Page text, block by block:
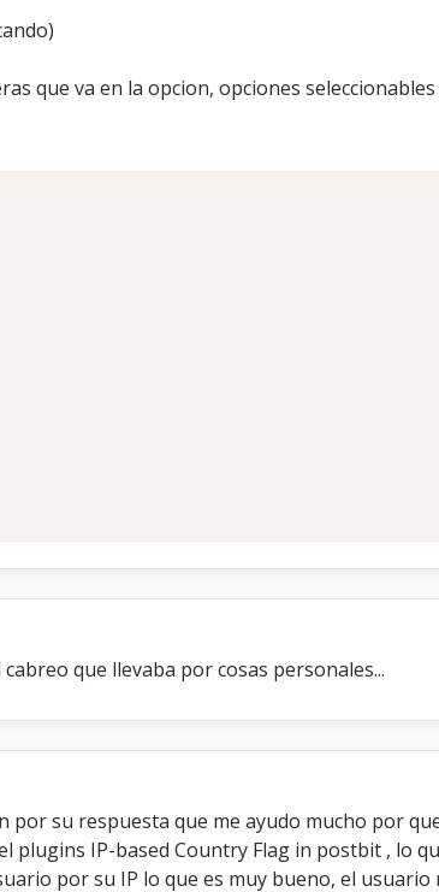
que va en la opcion, opciones seleccionables
que llevaba por cosas personales...
por su respuesta que me ayudo mucho por
plugins IP-based Country Flag in postbit , lo
por su IP lo que es muy bueno, el